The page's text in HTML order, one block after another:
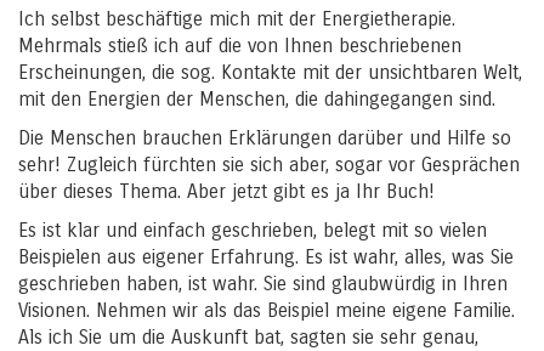
Ich selbst beschäftige mich mit der Energietherapie.
Mehrmals stieß ich auf die von Ihnen beschriebenen
Erscheinungen, die sog. Kontakte mit der unsichtbaren Welt,
mit den Energien der Menschen, die dahingegangen sind.
Die Menschen brauchen Erklärungen darüber und Hilfe so
sehr! Zugleich fürchten sie sich aber, sogar vor Gesprächen
über dieses Thema. Aber jetzt gibt es ja Ihr Buch!
Es ist klar und einfach geschrieben, belegt mit so vielen
Beispielen aus eigener Erfahrung. Es ist wahr, alles, was Sie
geschrieben haben, ist wahr. Sie sind glaubwürdig in Ihren
Visionen. Nehmen wir als das Beispiel meine eigene Familie.
Als ich Sie um die Auskunft bat, sagten sie sehr genau,